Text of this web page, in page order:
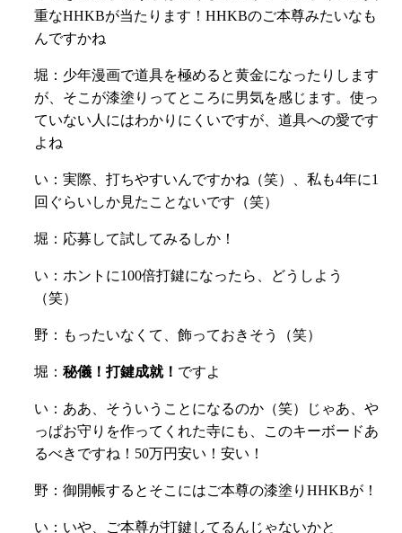
重なHHKBが当たります！HHKBのご本尊みたいなも
んですかね
堀：少年漫画で道具を極めると黄金になったりします
が、そこが漆塗りってところに男気を感じます。使っ
ていない人にはわかりにくいですが、道具への愛です
よね
い：実際、打ちやすいんですかね（笑）、私も4年に1
回ぐらいしか見たことないです（笑）
堀：応募して試してみるしか！
い：ホントに100倍打鍵になったら、どうしよう
（笑）
野：もったいなくて、飾っておきそう（笑）
堀： 秘儀！打鍵成就！ ですよ
い：ああ、そういうことになるのか（笑）じゃあ、や
っぱお守りを作ってくれた寺にも、このキーボードあ
るべきですね！50万円安い！安い！
野：御開帳するとそこにはご本尊の漆塗りHHKBが！
い：いや、ご本尊が打鍵してるんじゃないかと